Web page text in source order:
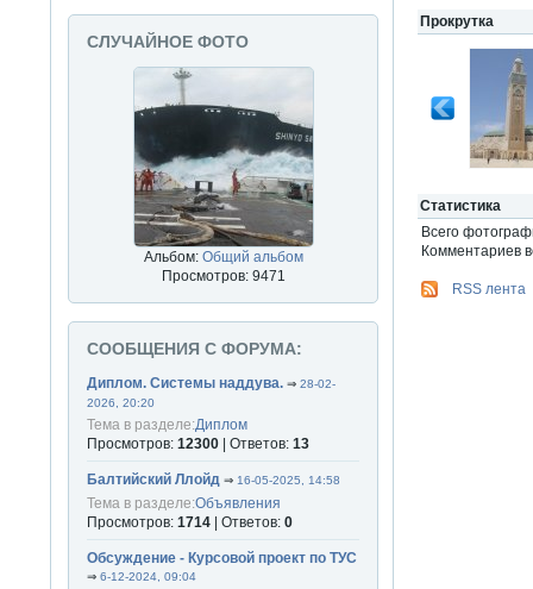
Прокрутка
Статистика
Всего
Комментариев
RSS лента
СЛУЧАЙНОЕ ФОТО
Альбом: Общий альбом
Просмотров: 9471
СООБЩЕНИЯ С ФОРУМА:
Диплом. Системы наддува. ⇒28-02-
2026, 20:20
Тема в разделе:Диплом
Просмотров:12300 | Ответов:13
Балтийский Ллойд ⇒16-05-2025, 14:58
Тема в разделе:Объявления
Просмотров:1714 | Ответов:0
Обсуждение - Курсовой проект по ТУС
⇒6-12-2024, 09:04